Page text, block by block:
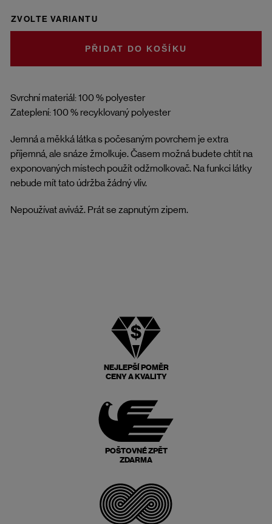
Svrchní materiál: 100 % polyester
Zateplení: 100 % recyklovaný polyester
Jemná a měkká látka s počesaným povrchem je extra
příjemná, ale snáze žmolkuje. Časem možná budete chtít na
exponovaných místech použít odžmolkovač. Na funkci látky
nebude mít tato údržba žádný vliv.
Nepoužívat aviváž. Prát se zapnutým zipem.
ZVOLTE VARIANTU
DO KOŠÍKU
NEJLEPŠÍ POMĚR
CENY A KVALITY
POŠTOVNÉ ZPĚT
ZDARMA